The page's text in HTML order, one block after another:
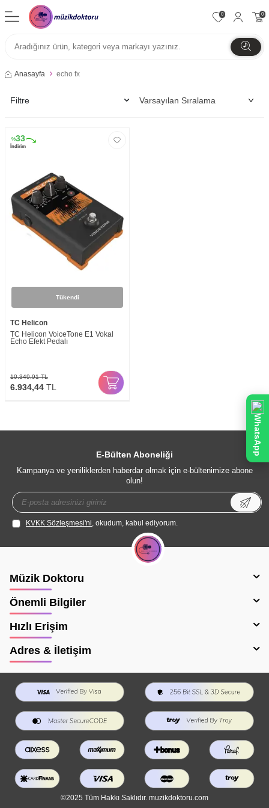
0 0
Anasayfa echo fx
Filtre
%33
İndirim
Tükendi
TC Helicon
TC Helicon VoiceTone E1 Vokal
Echo Efekt Pedalı
10.349,91TL
6.934,44 TL
E-Bülten Aboneliği
Kampanya ve yeniliklerden haberdar olmak için e-bültenimize abone
olun!
KVKK Sözleşmesi'ni, okudum, kabul ediyorum.
Müzik Doktoru
Önemli Bilgiler
Hızlı Erişim
Adres & İletişim
©2025 Tüm Hakkı Saklıdır. muzikdoktoru.com
WhatsApp